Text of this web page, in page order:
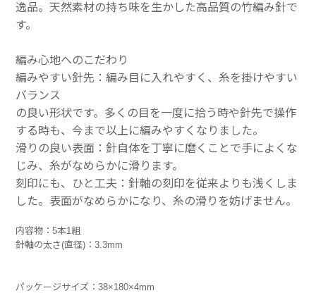
逸品。天然素材の持ち味を生かした高品質の竹編み針で
す。
編み心地へのこだわり
編みやすい針先：編み目に入れやすく、糸を掛けやすい
バランス
の良い形状です。多くの目を一度に拾う時や針先で操作
する時も、今まで以上に編みやすくなりました。
滑りの良い表面：針自体を丁寧に磨くことで手によくな
じみ、糸がなめらかに滑ります。
刻印にも、ひと工夫：針軸の刻印を従来よりも浅くしま
した。表面がなめらかになり、糸の滑りを妨げません。
内容物：5本1組
針軸の太さ(直径)：3.3mm
パッケージサイズ：38×180×4mm